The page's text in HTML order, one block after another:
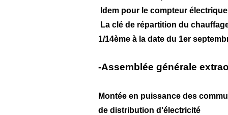
Idem pour le compteur électrique
La clé de répartition du
1/14ème à la date du 1er
-Assemblée générale
Montée en puissance des
de distribution d'électricité